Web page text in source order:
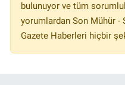
bulunuyor ve tüm
yorumlardan Son Mühür -
Gazete Haberleri hiçbir